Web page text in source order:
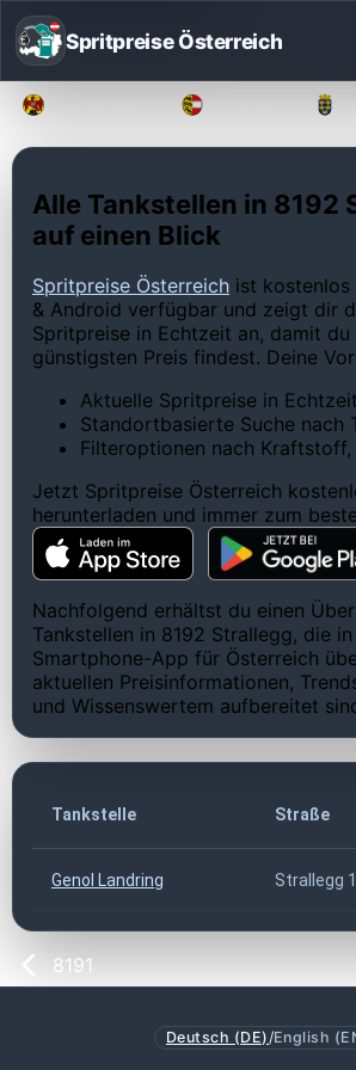
Spritpreise Österreich
Alle Tankstellen in 8192
auf einen Blick
Spritpreise Österreich ist kostenlos
& Android verfügbar und zeigt dir
Spritpreise in Echtzeit an, damit du
günstigsten Preis findest. Deine
Aktuelle Spritpreise in Echtzeit
Standortbasierte Suche nach
Filteroptionen nach Kraftstoff,
Jetzt Spritpreise Österreich
herunterladen und immer zum
Nachfolgend erhältst du einen
Tankstellen in 8192 Strallegg, die
Smartphone-App für Österreich
aktuellen Preisinformationen,
und Wissenswertem aufbereitet
Tankstelle Straße
Genol Landring Strallegg
8191
Deutsch (DE) /English